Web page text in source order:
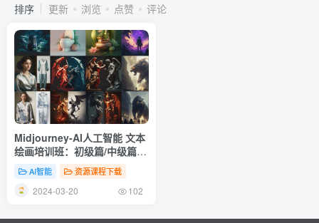
排序 更新 浏览 点赞 评论
Midjourney-AI人工智能 文本
绘画培训班：初级篇/中级篇/
高级篇（17节）
AI智能 资源课程下载
2024-03-20 102